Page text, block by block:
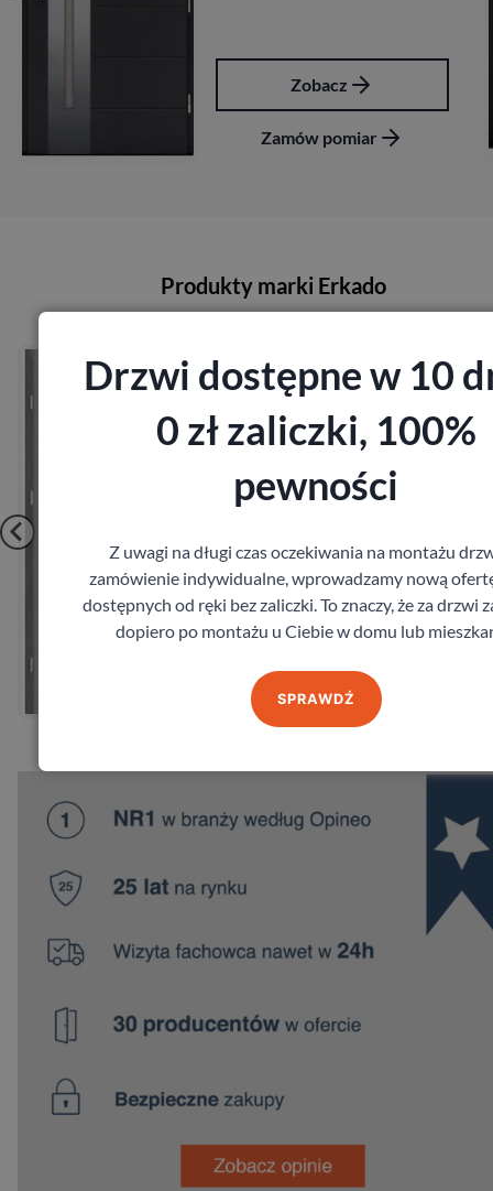
Zobacz
Zamów pomiar
Produkty marki Erkado
Drzwi Erkado Kamelia
Erkado
724,68 z VAT
Zobacz
Zamów pomiar
Drzwi dostępne w 10
0 zł zaliczki, 100%
pewności
Z uwagi na długi czas oczekiwania na montażu
zamówienie indywidualne, wprowadzamy nową
dostępnych od ręki bez zaliczki. To znaczy, że za drzwi
dopiero po montażu u Ciebie w domu lub
SPRAWDŹ